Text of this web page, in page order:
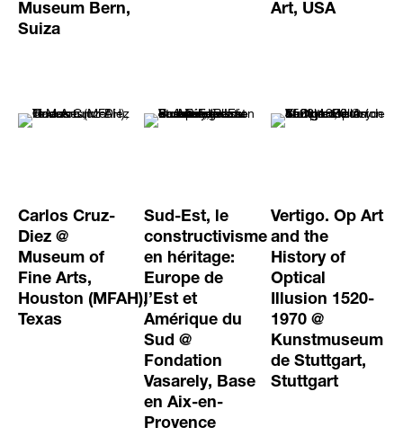
Museum Bern,
Suiza
Art, USA
Carlos Cruz-
Diez @
Museum of
Fine Arts,
Houston (MFAH),
Texas
Sud-Est, le
constructivisme
en héritage:
Europe de
l’Est et
Amérique du
Sud @
Fondation
Vasarely, Base
en Aix-en-
Provence
Vertigo. Op Art
and the
History of
Optical
Illusion 1520-
1970 @
Kunstmuseum
de Stuttgart,
Stuttgart